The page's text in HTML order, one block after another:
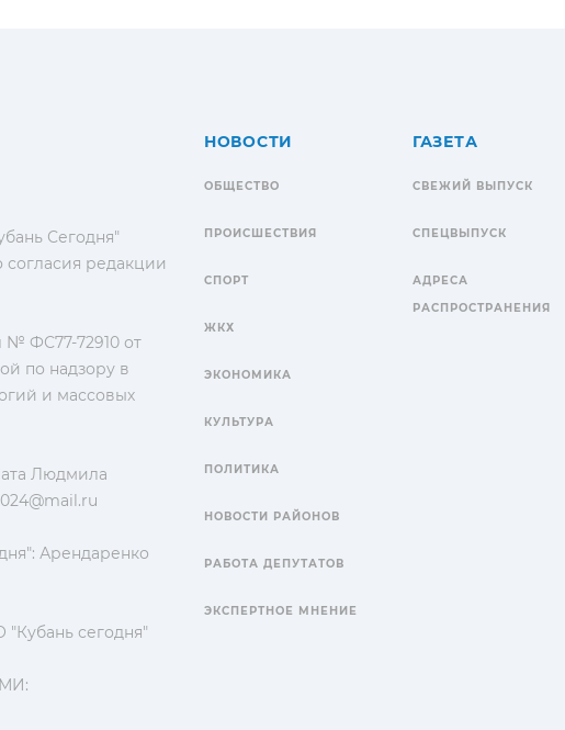
Сегодня"
редакции
№ ФС77-72910 от
по надзору в
и массовых
Людмила
Арендаренко
сегодня"
НОВОСТИ
ОБЩЕСТВО
ПРОИСШЕСТВИЯ
СПОРТ
ЖКХ
ЭКОНОМИКА
КУЛЬТУРА
ПОЛИТИКА
НОВОСТИ РАЙОНОВ
РАБОТА ДЕПУТАТОВ
ЭКСПЕРТНОЕ МНЕНИЕ
ГАЗЕТА
СВЕЖИЙ ВЫПУСК
СПЕЦВЫПУСК
АДРЕСА
РАСПРОСТРАНЕНИЯ